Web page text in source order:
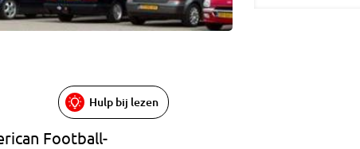
Hulp bij lezen
Football-